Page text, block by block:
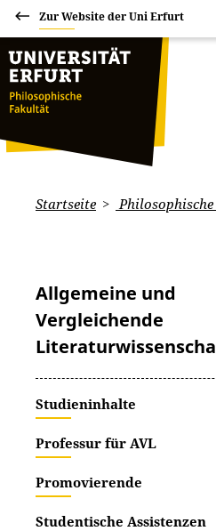
Zur Website der Uni Erfurt
Startseite
Allgemeine und
Vergleichende
Studieninhalte
Professur für AVL
Promovierende
Studentische Assistenzen